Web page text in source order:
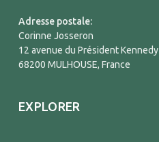
Adresse postale:
Corinne Josseron
12 avenue du Président Kennedy
68200 MULHOUSE, France
EXPLORER